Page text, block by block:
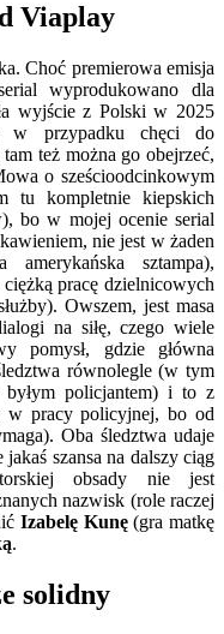
Viaplay
Choć premierowa emisja
wyprodukowano dla
wyjście z Polski w 2025
w przypadku chęci do
też można go obejrzeć,
o sześcioodcinkowym
tu kompletnie kiepskich
bo w mojej ocenie serial
nie jest w żaden
sztampa),
pracę dzielnicowych
Owszem, jest masa
na siłę, czego wiele
pomysł, gdzie główna
równolegle (w tym
policjantem) i to z
w pracy policyjnej, bo od
Oba śledztwa udaje
szansa na dalszy ciąg
obsady nie jest
nazwisk (role raczej
Izabelę Kunę(gra matkę
.
solidny